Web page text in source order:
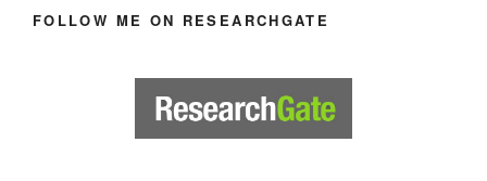
FOLLOW ME ON RESEARCHGATE